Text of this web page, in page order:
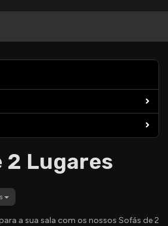
2 Lugares
a sua sala com os nossos Sofás de 2